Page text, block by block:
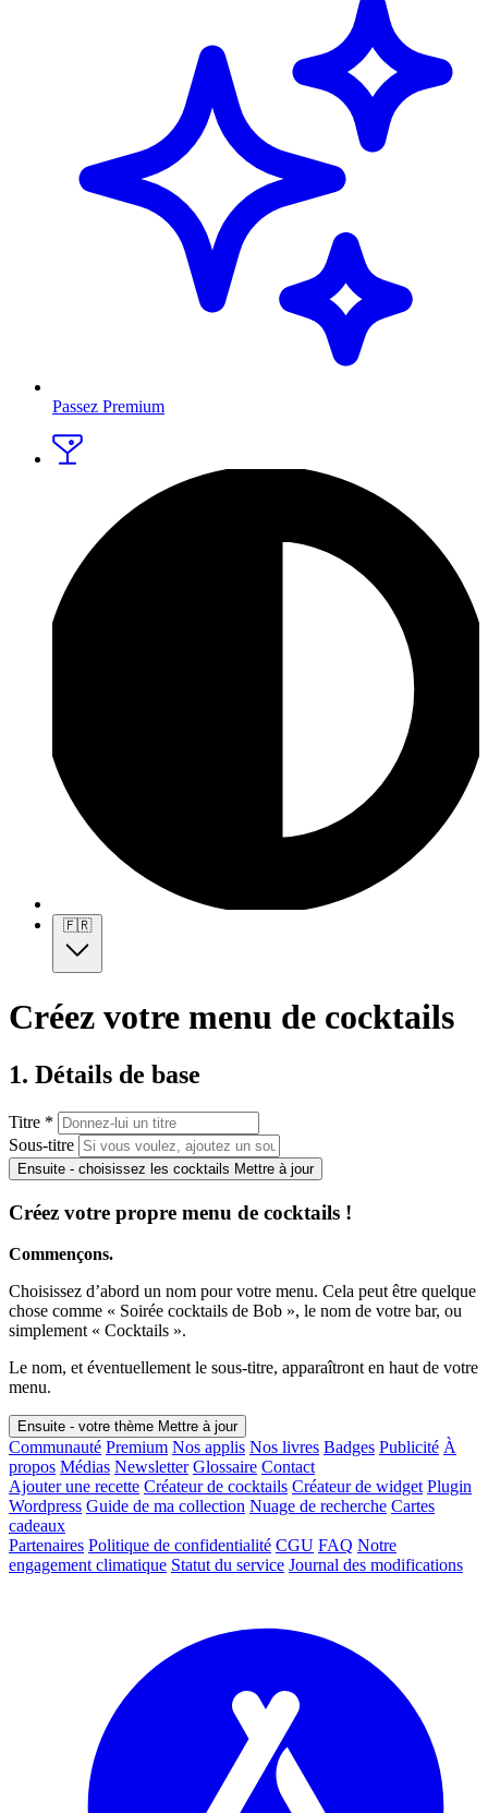
Passez Premium
🇫🇷
Créez votre menu de cocktails
1. Détails de base
Titre *
Sous-titre
Ensuite - choisissez les cocktails Mettre à jour
Créez votre propre menu de cocktails !
Commençons.
Choisissez d’abord un nom pour votre menu. Cela peut être quelque
chose comme « Soirée cocktails de Bob », le nom de votre bar, ou
simplement « Cocktails ».
Le nom, et éventuellement le sous-titre, apparaîtront en haut de votre
menu.
Ensuite - votre thème Mettre à jour
Communauté Premium Nos applis Nos livres Badges Publicité À
propos Médias Newsletter Glossaire Contact
Ajouter une recette Créateur de cocktails Créateur de widget Plugin
Wordpress Guide de ma collection Nuage de recherche Cartes
cadeaux
Partenaires Politique de confidentialité CGU FAQ Notre
engagement climatique Statut du service Journal des modifications